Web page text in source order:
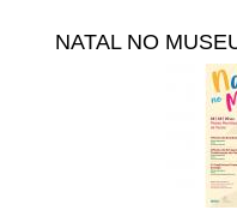
NATAL NO